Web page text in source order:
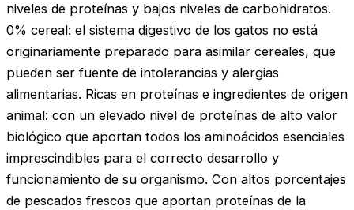
niveles de proteínas y bajos niveles de carbohidratos.
0% cereal: el sistema digestivo de los gatos no está
originariamente preparado para asimilar cereales, que
pueden ser fuente de intolerancias y alergias
alimentarias. Ricas en proteínas e ingredientes de origen
animal: con un elevado nivel de proteínas de alto valor
biológico que aportan todos los aminoácidos esenciales
imprescindibles para el correcto desarrollo y
funcionamiento de su organismo. Con altos porcentajes
de pescados frescos que aportan proteínas de la